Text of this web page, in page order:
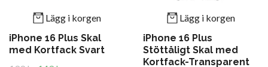
Lägg i korgen
iPhone 16 Plus Skal
med Kortfack Svart
Lägg i korgen
iPhone 16 Plus
Stöttåligt Skal med
Kortfack-Transparent